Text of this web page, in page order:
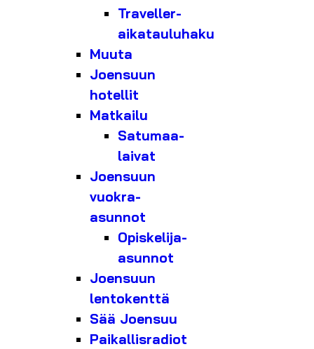
Traveller-
aikatauluhaku
Muuta
Joensuun
hotellit
Matkailu
Satumaa-
laivat
Joensuun
vuokra-
asunnot
Opiskelija-
asunnot
Joensuun
lentokenttä
Sää Joensuu
Paikallisradiot